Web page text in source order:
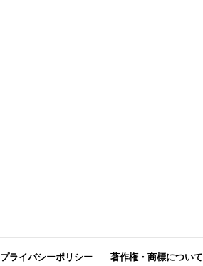
プライバシーポリシー 著作権・商標について